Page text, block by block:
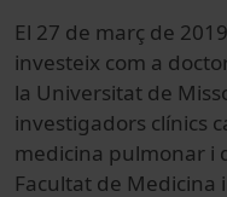
El 27 de març de
investeix com a
la Universitat de
investigadors clínics
medicina pulmonar i
Facultat de Medicina